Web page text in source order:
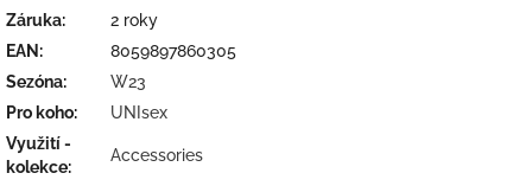
Záruka:
2 roky
EAN :
8059897860305
Sezóna:
W23
Pro koho:
UNIsex
Využití -
kolekce:
Accessories